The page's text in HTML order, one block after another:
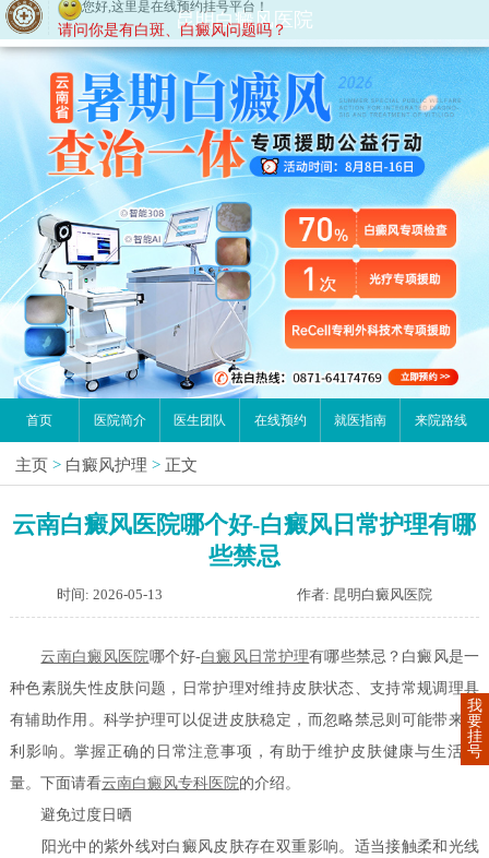
昆明白癜风医院
首页 医院简介 医生团队 在线预约 就医指南 来院路线
主页 > 白癜风护理 > 正文
云南白癜风医院哪个好-白癜风日常护理有哪
些禁忌
时间: 2026-05-13 作者: 昆明白癜风医院
云南白癜风医院哪个好-白癜风日常护理有哪些禁忌？白癜风是一
种色素脱失性皮肤问题，日常护理对维持皮肤状态、支持常规调理具
有辅助作用。科学护理可以促进皮肤稳定，而忽略禁忌则可能带来不
利影响。掌握正确的日常注意事项，有助于维护皮肤健康与生活质
量。下面请看云南白癜风专科医院的介绍。
避免过度日晒
阳光中的紫外线对白癜风皮肤存在双重影响。适当接触柔和光线
我
要
挂
号
您好,这里是在线预约挂号平台！
请问你是有白斑、白癜风问题吗？